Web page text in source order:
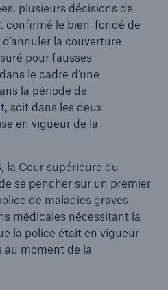
plusieurs décisions de
confirmé le bien-fondé de
la couverture
pour fausses
le cadre d’une
la période de
soit dans les deux
en vigueur de la
la Cour supérieure du
se pencher sur un premier
de maladies graves
médicales nécessitant la
la police était en vigueur
au moment de la